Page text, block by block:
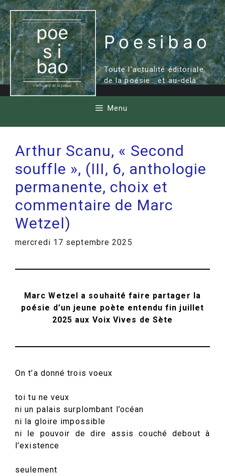
Aller
au
contenu
Poesibao
Toute l'actualité éditoriale
de la poésie… et au-delà
Menu
Arthur Scanu, « Second
souffle », (III, 6, anthologie
permanente, choix et
commentaire de Marc
Wetzel)
mercredi 17 septembre 2025
Marc Wetzel a souhaité faire partager la
poésie d’un jeune poète entendu fin juillet
2025 aux Voix Vives de Sète
On t’a donné trois voeux
toi tu ne veux
ni un palais surplombant l’océan
ni la gloire impossible
ni le pouvoir de dire assis couché debout à
l’existence
seulement